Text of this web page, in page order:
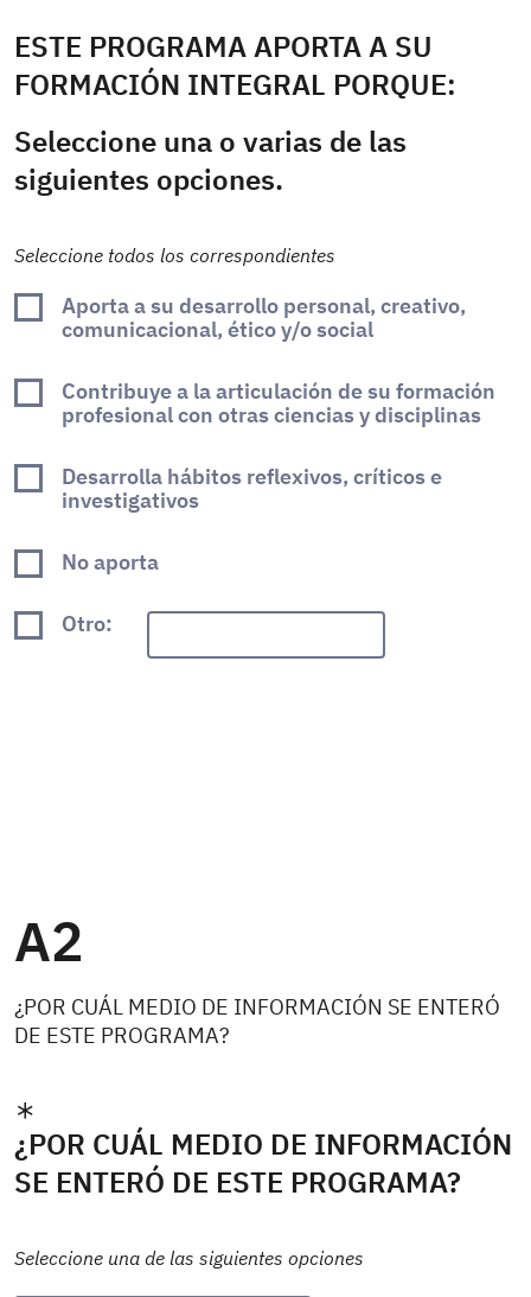
ESTE PROGRAMA APORTA A SU
FORMACIÓN INTEGRAL PORQUE:
Seleccione una o varias de las
siguientes opciones.
Seleccione todos los correspondientes
Aporta a su desarrollo personal, creativo,
comunicacional, ético y/o social
Contribuye a la articulación de su formación
profesional con otras ciencias y disciplinas
Desarrolla hábitos reflexivos, críticos e
investigativos
No aporta
Otro:
A2
¿POR CUÁL MEDIO DE INFORMACIÓN SE ENTERÓ
DE ESTE PROGRAMA?
¿POR CUÁL MEDIO DE INFORMACIÓN
SE ENTERÓ DE ESTE PROGRAMA?
Seleccione una de las siguientes opciones